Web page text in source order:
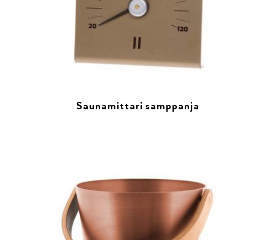
Saunamittari samppanja